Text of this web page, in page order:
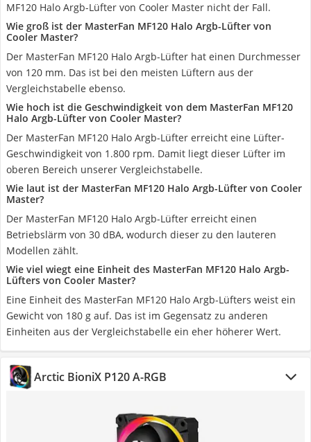
MF120 Halo Argb-Lüfter von Cooler Master nicht der Fall.
Wie groß ist der MasterFan MF120 Halo Argb-Lüfter von
Cooler Master?
Der MasterFan MF120 Halo Argb-Lüfter hat einen Durchmesser
von 120 mm. Das ist bei den meisten Lüftern aus der
Vergleichstabelle ebenso.
Wie hoch ist die Geschwindigkeit von dem MasterFan MF120
Halo Argb-Lüfter von Cooler Master?
Der MasterFan MF120 Halo Argb-Lüfter erreicht eine Lüfter-
Geschwindigkeit von 1.800 rpm. Damit liegt dieser Lüfter im
oberen Bereich unserer Vergleichstabelle.
Wie laut ist der MasterFan MF120 Halo Argb-Lüfter von Cooler
Master?
Der MasterFan MF120 Halo Argb-Lüfter erreicht einen
Betriebslärm von 30 dBA, wodurch dieser zu den lauteren
Modellen zählt.
Wie viel wiegt eine Einheit des MasterFan MF120 Halo Argb-
Lüfters von Cooler Master?
Eine Einheit des MasterFan MF120 Halo Argb-Lüfters weist ein
Gewicht von 180 g auf. Das ist im Gegensatz zu anderen
Einheiten aus der Vergleichstabelle ein eher höherer Wert.
Arctic BioniX P120 A-RGB